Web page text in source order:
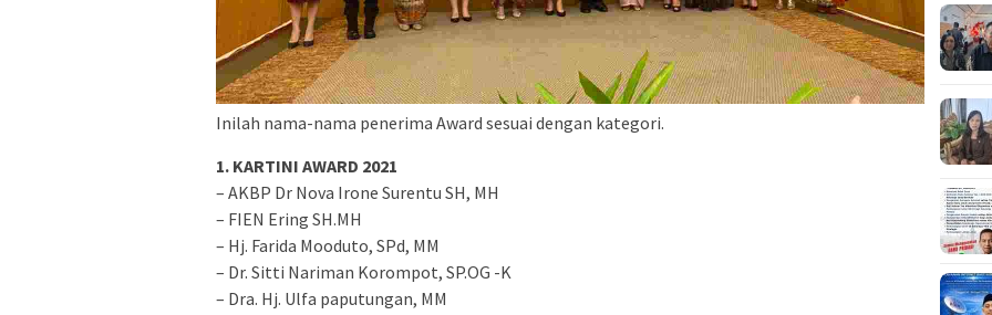
Inilah nama-nama penerima Award sesuai dengan kategori.
1. KARTINI AWARD 2021
– AKBP Dr Nova Irone Surentu SH, MH
– FIEN Ering SH.MH
– Hj. Farida Mooduto, SPd, MM
– Dr. Sitti Nariman Korompot, SP.OG -K
– Dra. Hj. Ulfa paputungan, MM